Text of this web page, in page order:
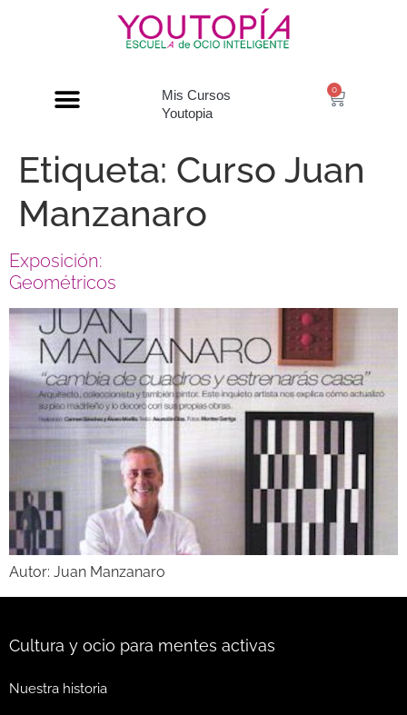
Mis Cursos
Youtopia
0
Etiqueta: Curso Juan
Manzanaro
Exposición:
Geométricos
Autor: Juan Manzanaro
Cultura y ocio para mentes activas
Nuestra historia